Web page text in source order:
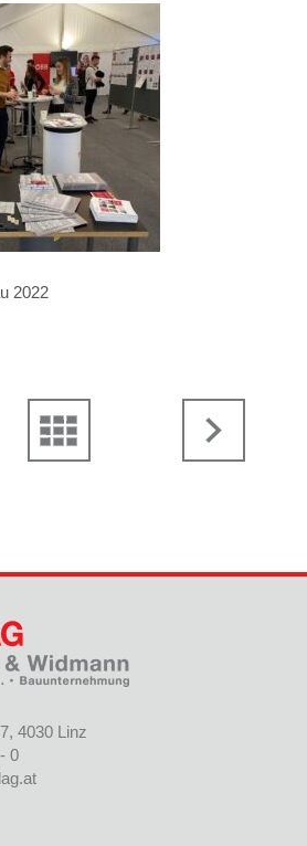
2022
4030 Linz
0